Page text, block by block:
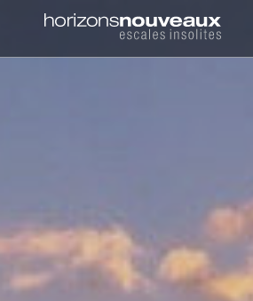
Horizons
Nouveaux